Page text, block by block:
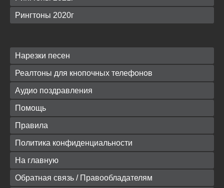
Рингтоны 2020г
Нарезки песен
Реалтоны для кнопочных телефонов
Аудио поздравления
Помощь
Правила
Политика конфиденциальности
На главную
Обратная связь / Правообладателям